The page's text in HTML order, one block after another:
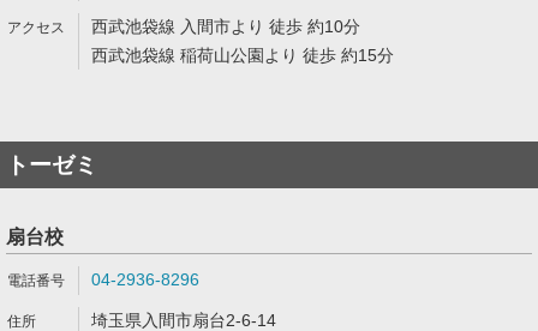
西武池袋線 入間市より 徒歩 約10分
西武池袋線 稲荷山公園より 徒歩 約15分
トーゼミ
扇台校
04-2936-8296
埼玉県入間市扇台2-6-14